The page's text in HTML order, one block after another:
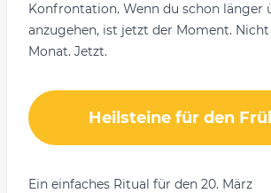
Konfrontation. Wenn du schon länger
anzugehen, ist jetzt der Moment.
Monat. Jetzt.
Heilsteine für den
Ein einfaches Ritual für den 20. März